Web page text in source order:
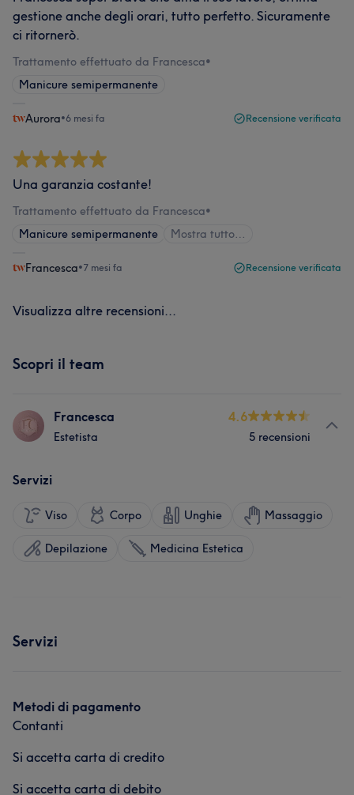
gestione anche degli orari, tutto perfetto. Sicuramente
ci ritornerò.
Trattamento effettuato da Francesca•
Manicure semipermanente
Aurora•6 mesi fa Recensione verificata
Una garanzia costante!
Trattamento effettuato da Francesca•
Manicure semipermanente
Mostra tutto…
Francesca•7 mesi fa Recensione verificata
Visualizza altre recensioni...
Scopri il team
Francesca
Estetista
4.6
5 recensioni
Servizi
Viso Corpo Unghie Massaggio
Depilazione Medicina Estetica
Servizi
Metodi di pagamento
Contanti
Si accetta carta di credito
Si accetta carta di debito